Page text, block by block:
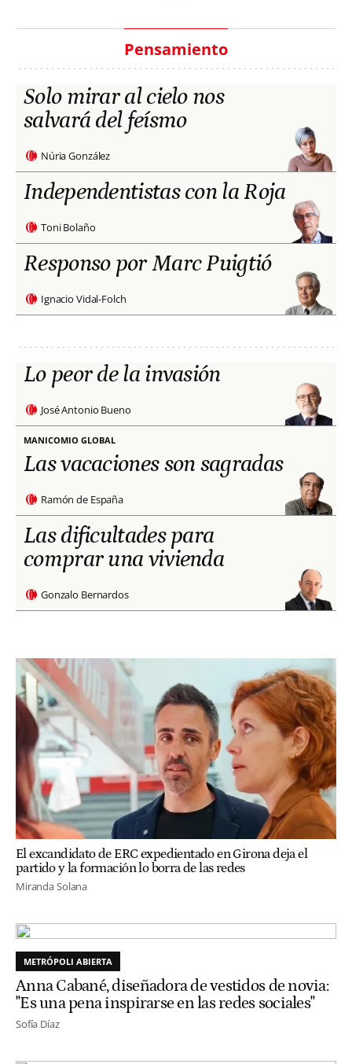
Pensamiento
Solo mirar al cielo nos
salvará del feísmo
Núria González
Independentistas con la Roja
Toni Bolaño
Responso por Marc Puigtió
Ignacio Vidal-Folch
Lo peor de la invasión
José Antonio Bueno
MANICOMIO GLOBAL
Las vacaciones son sagradas
Ramón de España
Las dificultades para
comprar una vivienda
Gonzalo Bernardos
El excandidato de ERC expedientado en Girona deja el
partido y la formación lo borra de las redes
Miranda Solana
METRÓPOLI ABIERTA
Anna Cabané, diseñadora de vestidos de novia:
"Es una pena inspirarse en las redes sociales"
Sofía Díaz